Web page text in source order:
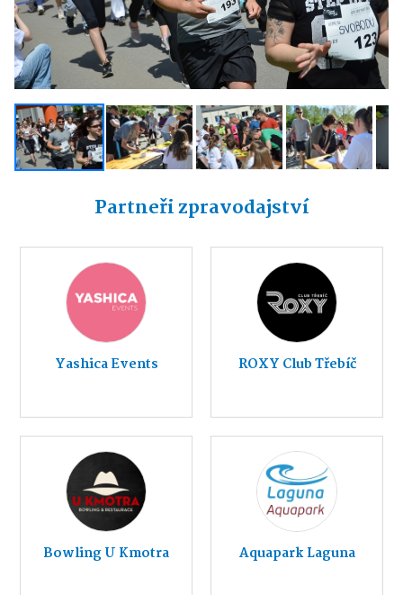
Partneři zpravodajství
Yashica Events ROXY Club Třebíč
Bowling U Kmotra Aquapark Laguna